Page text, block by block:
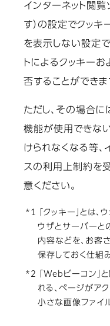
インターネット閲覧
す）の設定でクッキ
を表示しない設定で
トによるクッキー
否することができま
ただし、その場合
機能が使用できな
けられなくなる等、
スの利用上制約を
意ください。
*1 「クッキー」とは、
ウザとサーバーと
内容などを、お客
保存しておく仕組
*2 「Webビーコン」
れる、ページがア
小さな画像ファイ